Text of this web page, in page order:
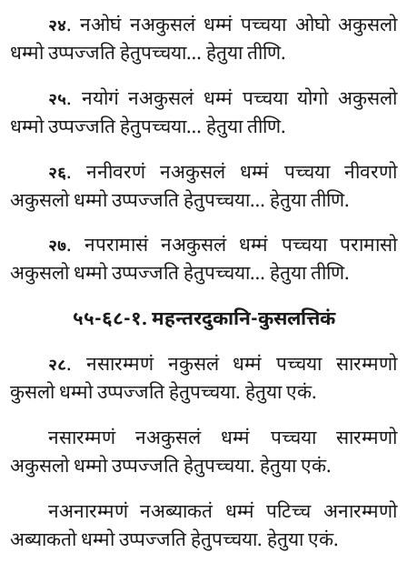
२४. नओघं नअकुसलं धम्मं पच्चया ओघो अकुसलो
धम्मो उप्पज्जति हेतुपच्चया… हेतुया तीणि.
२५. नयोगंनअकुसलं धम्मं पच्चया योगो अकुसलो
धम्मो उप्पज्जति हेतुपच्चया… हेतुया तीणि.
२६. ननीवरणं नअकुसलं धम्मं पच्चया नीवरणो
अकुसलो धम्मो उप्पज्जति हेतुपच्चया… हेतुया तीणि.
२७. नपरामासं नअकुसलं धम्मं पच्चया परामासो
अकुसलो धम्मो उप्पज्जति हेतुपच्चया… हेतुया तीणि.
५५-६८-१. महन्तरदुकानि-कुसलत्तिकं
२८. नसारम्मणं नकुसलं धम्मं पच्चया सारम्मणो
कुसलो धम्मो उप्पज्जति हेतुपच्चया. हेतुया एकं.
नसारम्मणं नअकुसलं धम्मं पच्चया सारम्मणो
अकुसलो धम्मो उप्पज्जति हेतुपच्चया. हेतुया एकं.
नअनारम्मणं नअब्याकतं धम्मं पटिच्च अनारम्मणो
अब्याकतोधम्मो उप्पज्जति हेतुपच्चया. हेतुया एकं.